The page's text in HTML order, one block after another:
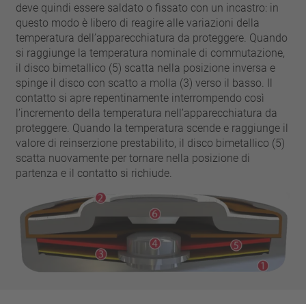
filo metallico
VDE
UL
ENEC
IEC
CSA
CQC
CMJ
applicare filtri
Eliminare filtro
filtri stretti
deve quindi essere saldato o fissato con un incastro: in
questo modo è libero di reagire alle variazioni della
temperatura dell’apparecchiatura da proteggere. Quando
si raggiunge la temperatura nominale di commutazione,
il disco bimetallico (5) scatta nella posizione inversa e
spinge il disco con scatto a molla (3) verso il basso. Il
contatto si apre repentinamente interrompendo così
l’incremento della temperatura nell’apparecchiatura da
proteggere. Quando la temperatura scende e raggiunge il
valore di reinserzione prestabilito, il disco bimetallico (5)
scatta nuovamente per tornare nella posizione di
partenza e il contatto si richiude.